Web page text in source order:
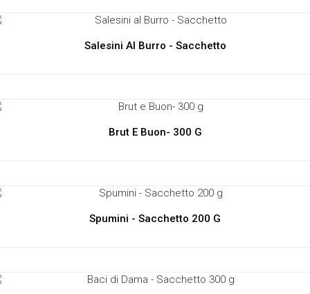
Salesini Al Burro - Sacchetto
Brut E Buon- 300 G
Spumini - Sacchetto 200 G